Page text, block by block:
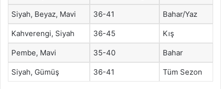
Siyah, Beyaz, Mavi 36-41 Bahar/Yaz
Kahverengi, Siyah 36-45 Kış
Pembe, Mavi 35-40 Bahar
Siyah, Gümüş 36-41 Tüm Sezon